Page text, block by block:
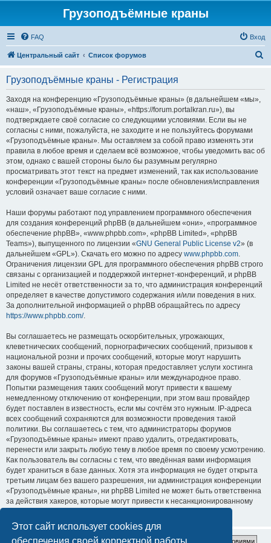
Этот сайт использует cookies для
обеспечения своей корректной работы.
Грузоподъёмные краны
FAQ Вход
Центральный сайт Список форумов
Грузоподъёмные краны - Регистрация
Заходя на конференцию «Грузоподъёмные краны» (в дальнейшем «мы»,
«наш», «Грузоподъёмные краны», «https://forum.portalkran.ru»), вы
подтверждаете своё согласие со следующими условиями. Если вы не
согласны с ними, пожалуйста, не заходите и не пользуйтесь форумами
«Грузоподъёмные краны». Мы оставляем за собой право изменять эти
правила в любое время и сделаем всё возможное, чтобы уведомить вас об
этом, однако с вашей стороны было бы разумным регулярно
просматривать этот текст на предмет изменений, так как использование
конференции «Грузоподъёмные краны» после обновления/исправления
условий означает ваше согласие с ними.
Наши форумы работают под управлением программного обеспечения
для создания конференций phpBB (в дальнейшем «они», «программное
обеспечение phpBB», «www.phpbb.com», «phpBB Limited», «phpBB
Teams»), выпущенного по лицензии «GNU General Public License v2» (в
дальнейшем «GPL»). Скачать его можно по адресу www.phpbb.com.
Ограничения лицензии GPL для программного обеспечения phpBB строго
связаны с организацией и поддержкой интернет-конференций, и phpBB
Limited не несёт ответственности за то, что администрация конференций
определяет в качестве допустимого содержания и/или поведения в них.
За дополнительной информацией о phpBB обращайтесь по адресу
https://www.phpbb.com/.
Вы соглашаетесь не размещать оскорбительных, угрожающих,
клеветнических сообщений, порнографических сообщений, призывов к
национальной розни и прочих сообщений, которые могут нарушить
законы вашей страны, страны, которая предоставляет услуги хостинга
для форумов «Грузоподъёмные краны» или международное право.
Попытки размещения таких сообщений могут привести к вашему
немедленному отключению от конференции, при этом ваш провайдер
будет поставлен в известность, если мы сочтём это нужным. IP-адреса
всех сообщений сохраняются для возможности проведения такой
политики. Вы соглашаетесь с тем, что администраторы форумов
«Грузоподъёмные краны» имеют право удалить, отредактировать,
перенести или закрыть любую тему в любое время по своему усмотрению.
Как пользователь вы согласны с тем, что введённая вами информация
будет храниться в базе данных. Хотя эта информация не будет открыта
третьим лицам без вашего разрешения, ни администрация конференции
«Грузоподъёмные краны», ни phpBB Limited не может быть ответственна
за действия хакеров, которые могут привести к несанкционированному